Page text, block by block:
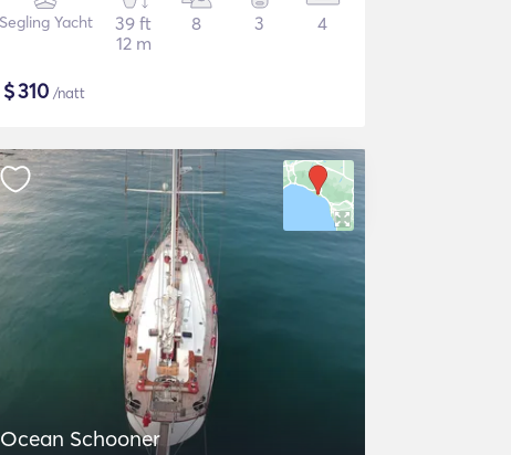
Segling Yacht
39 ft
12 m
8 3 4
$310 /natt
Ocean Schooner